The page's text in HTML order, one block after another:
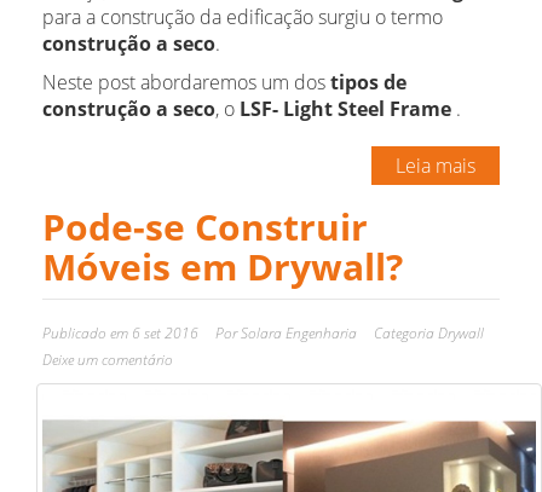
para a construção da edificação surgiu o termo
construção a seco.
Neste post abordaremos um dostipos de
construção a seco, o LSF- Light Steel Frame .
Leia mais
Pode-se Construir
Móveis em Drywall?
Publicado em 6 set 2016 PorSolara Engenharia Categoria Drywall
Deixe um comentário